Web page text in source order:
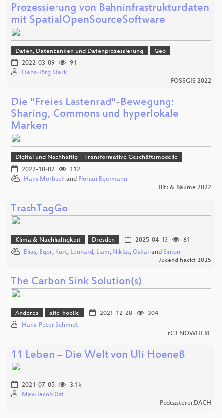
Prozessierung von Bahninfrastrukturdaten
mit SpatialOpenSourceSoftware
Daten, Datenbanken und Datenprozessierung
Geo
2022-03-09
91
Hans-Jörg Stark
FOSSGIS 2022
Die "Freies Lastenrad"-Bewegung:
Sharing, Commons und hyperlokale
Marken
Digital und Nachhaltig – Transformative Geschäftsmodelle
2022-10-02
112
Hans Morbach and Florian Egermann
Bits & Bäume 2022
TrashTagGo
Klima & Nachhaltigkeit Dresden 2025-04-13
61
Elias, Egor, Kurt, Lennard, Liam, Niklas, Oskar and Simon
Jugend hackt 2025
The Carbon Sink Solution(s)
Anderes alte-hoelle 2021-12-28
304
Hans-Peter Schmidt
rC3 NOWHERE
11 Leben – Die Welt von Uli Hoeneß
2021-07-05
3.1k
Max-Jacob Ost
Podcasterei DACH